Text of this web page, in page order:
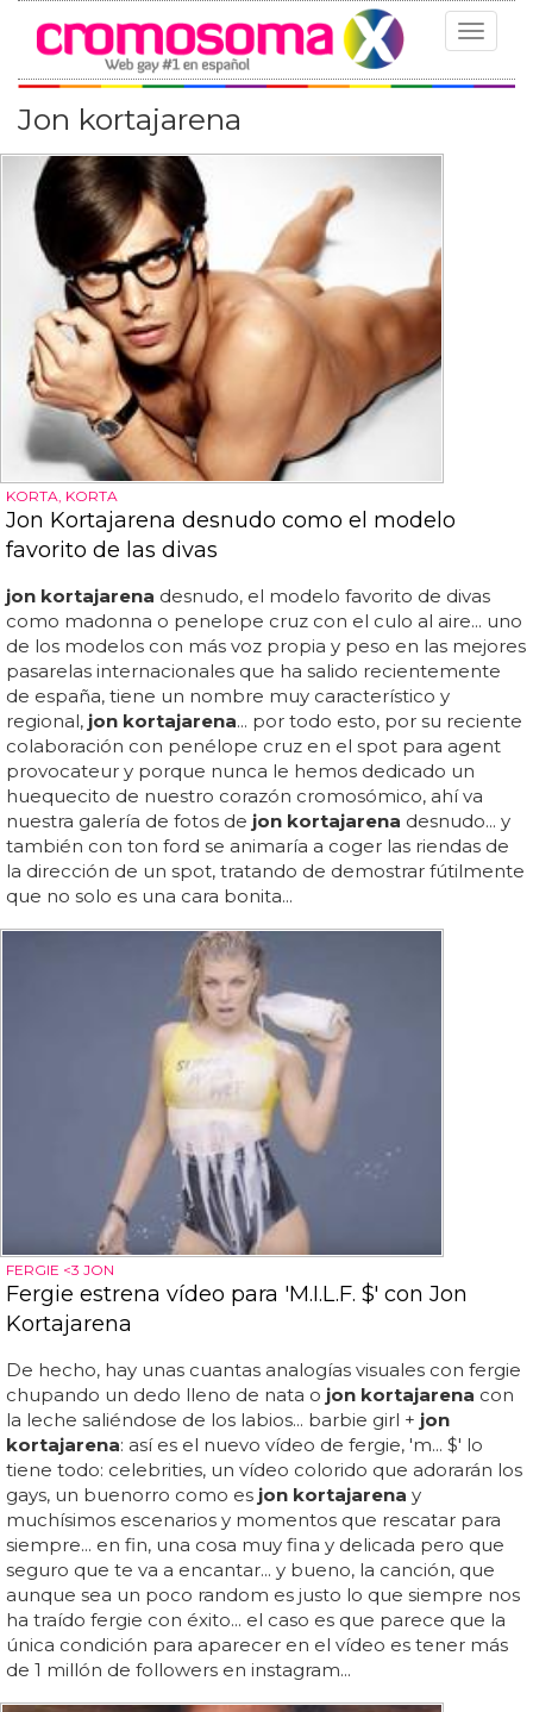
Toggle
Jon kortajarena
KORTA, KORTA
Jon Kortajarena desnudo como el modelo
favorito de las divas
jon kortajarena desnudo, el modelo favorito de divas
como madonna o penelope cruz con el culo al aire... uno
de los modelos con más voz propia y peso en las mejores
pasarelas internacionales que ha salido recientemente
de españa, tiene un nombre muy característico y
regional, jon kortajarena... por todo esto, por su reciente
colaboración con penélope cruz en el spot para agent
provocateur y porque nunca le hemos dedicado un
huequecito de nuestro corazón cromosómico, ahí va
nuestra galería de fotos de jon kortajarena desnudo... y
también con ton ford se animaría a coger las riendas de
la dirección de un spot, tratando de demostrar fútilmente
que no solo es una cara bonita...
FERGIE <3 JON
Fergie estrena vídeo para 'M.I.L.F. $' con Jon
Kortajarena
De hecho, hay unas cuantas analogías visuales con fergie
chupando un dedo lleno de nata o jon kortajarena con
la leche saliéndose de los labios... barbie girl + jon
kortajarena: así es el nuevo vídeo de fergie, 'm... $' lo
tiene todo: celebrities, un vídeo colorido que adorarán los
gays, un buenorro como es jon kortajarena y
muchísimos escenarios y momentos que rescatar para
siempre... en fin, una cosa muy fina y delicada pero que
seguro que te va a encantar... y bueno, la canción, que
aunque sea un poco random es justo lo que siempre nos
ha traído fergie con éxito... el caso es que parece que la
única condición para aparecer en el vídeo es tener más
de 1 millón de followers en instagram...